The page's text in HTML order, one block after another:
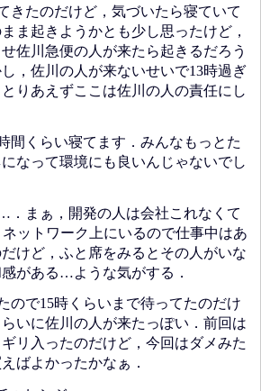
きたのだけど，気づいたら寝ていて
ま起きようかとも少し思ったけど，
佐川急便の人が来たら起きるだろう
，佐川の人が来ないせいで13時過ぎ
りあえずここは佐川の人の責任にし
間くらい寝てます．みんなもっとた
なって環境にも良いんじゃないでし
．まぁ，開発の人は会社これなくて
ットワーク上にいるので仕事中はあ
けど，ふと席をみるとその人がいな
がある…ような気がする．
ので15時くらいまで待ってたのだけ
いに佐川の人が来たっぽい．前回は
リ入ったのだけど，今回はダメみた
ばよかったかなぁ．